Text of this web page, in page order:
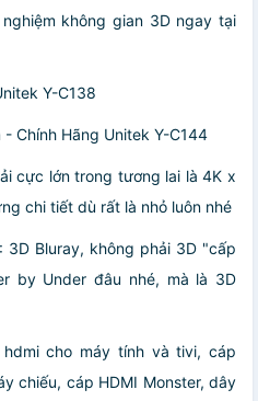
không gian 3D ngay tại
Y-C138
Chính Hãng Unitek Y-C144
cực lớn trong tương lai là 4K x
chi tiết dù rất là nhỏ luôn nhé
3D Bluray, không phải 3D "cấp
by Under đâu nhé, mà là 3D
cho máy tính và tivi, cáp
chiếu, cáp HDMI Monster, dây